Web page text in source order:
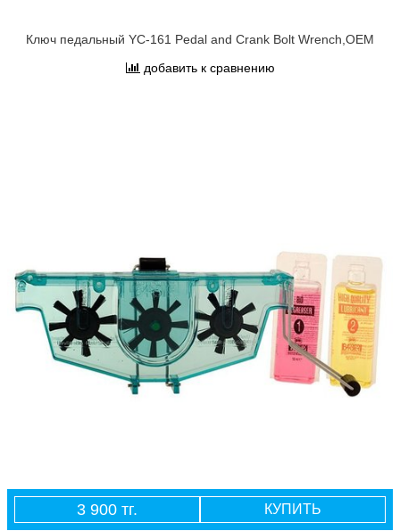
Ключ педальный YC-161 Pedal and Crank Bolt Wrench,OEM
добавить к сравнению
3 900 тг. КУПИТЬ